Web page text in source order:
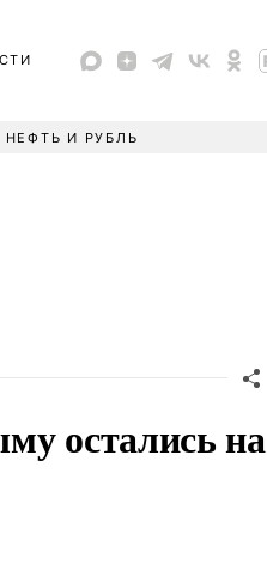
НЕФТЬ И РУБЛЬ
остались на